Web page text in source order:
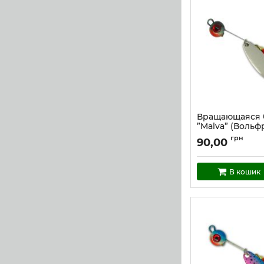
Вращающаяся
”Malva”
Артикул: mal_5.5_04
90,00 грн
В кошик